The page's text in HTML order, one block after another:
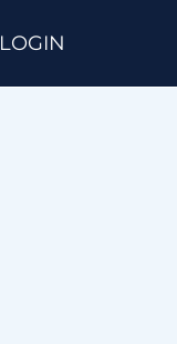
LOGIN